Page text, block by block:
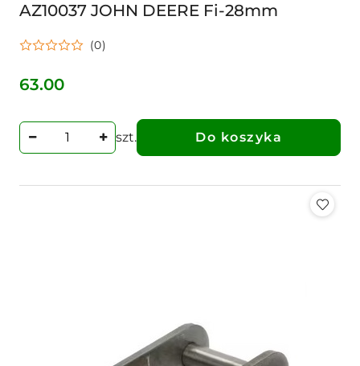
AZ10037 JOHN DEERE Fi-28mm
(0)
Cena:
63.00
szt. Do koszyka